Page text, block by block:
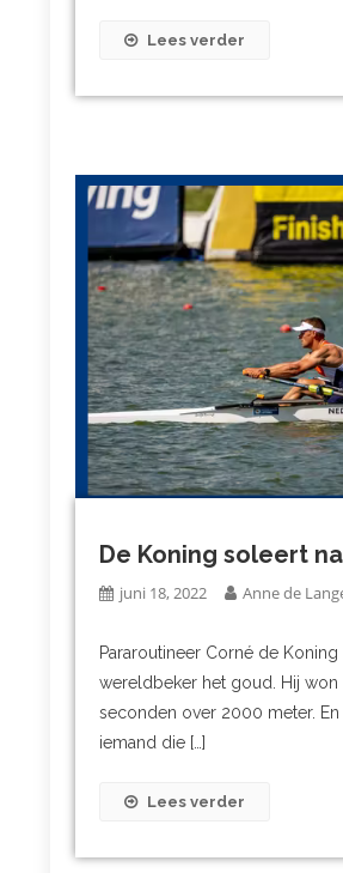
Lees verder
De Koning soleert
juni 18, 2022 Anne de
Pararoutineer Corné de
wereldbeker het goud. Hij won
seconden over 2000 meter.
iemand die […]
Lees verder